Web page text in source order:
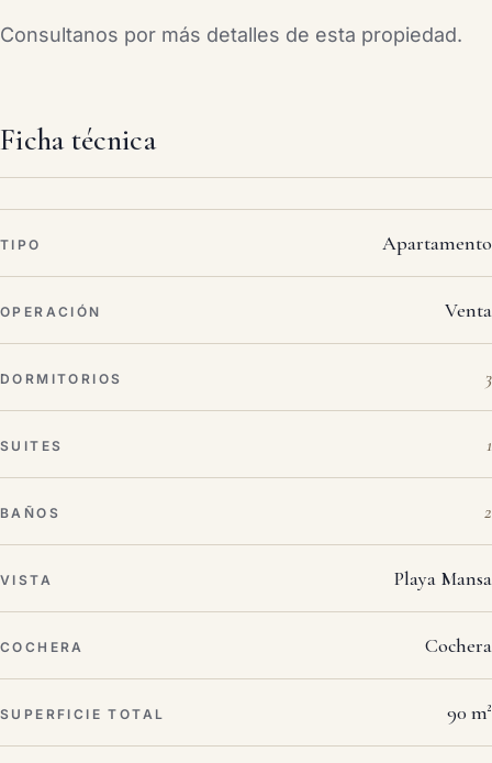
Consultanos por más detalles de esta propiedad.
Ficha técnica
TIPO Apartamento
OPERACIÓN Venta
DORMITORIOS 3
SUITES 1
BAÑOS 2
VISTA Playa Mansa
COCHERA Cochera
SUPERFICIE TOTAL 90 m²